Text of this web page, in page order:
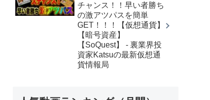
チャンス！！早い者勝ち
の激アツパスを簡単
GET！！！【仮想通貨】
【暗号資産】
【SoQuest】 - 裏業界投
資家Katsuの最新仮想通
貨情報局